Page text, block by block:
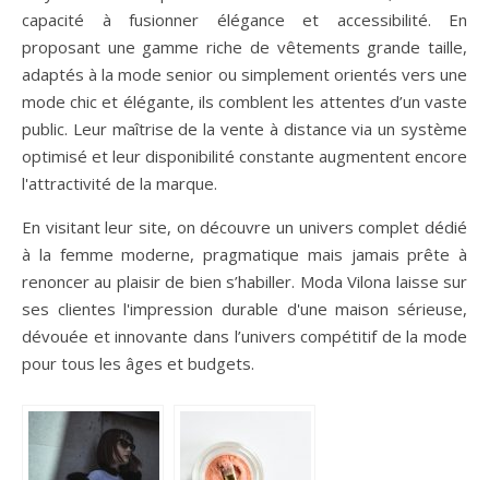
capacité à fusionner élégance et accessibilité. En
proposant une gamme riche de vêtements grande taille,
adaptés à la mode senior ou simplement orientés vers une
mode chic et élégante, ils comblent les attentes d’un vaste
public. Leur maîtrise de la vente à distance via un système
optimisé et leur disponibilité constante augmentent encore
l'attractivité de la marque.
En visitant leur site, on découvre un univers complet dédié
à la femme moderne, pragmatique mais jamais prête à
renoncer au plaisir de bien s’habiller. Moda Vilona laisse sur
ses clientes l'impression durable d'une maison sérieuse,
dévouée et innovante dans l’univers compétitif de la mode
pour tous les âges et budgets.